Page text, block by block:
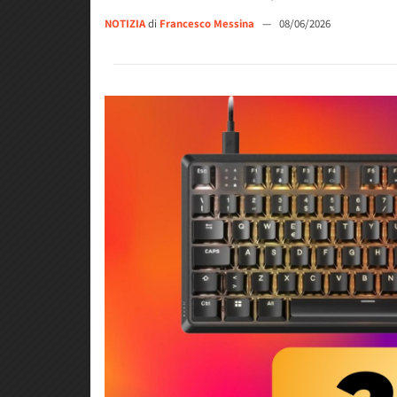
NOTIZIAdi Francesco Messina — 08/06/2026